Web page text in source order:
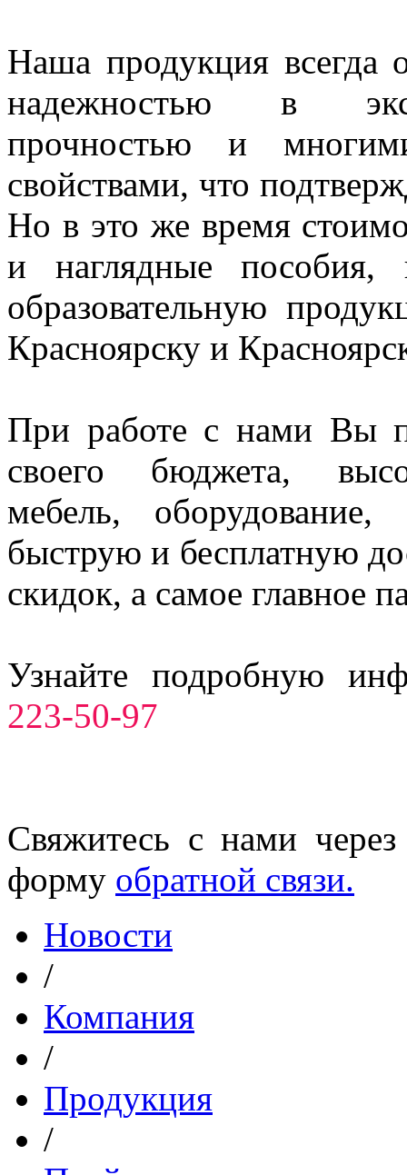
Наша продукция всегда
надежностью в
прочностью и
свойствами, что
Но в это же время
и наглядные
образовательную
Красноярску и
При работе с нами Вы
своего бюджета,
мебель,
быструю и бесплатную
скидок, а самое главное
Узнайте подробную
223-50-97
Свяжитесь с нами
форму обратной связи.
Новости
/
Компания
/
Продукция
/